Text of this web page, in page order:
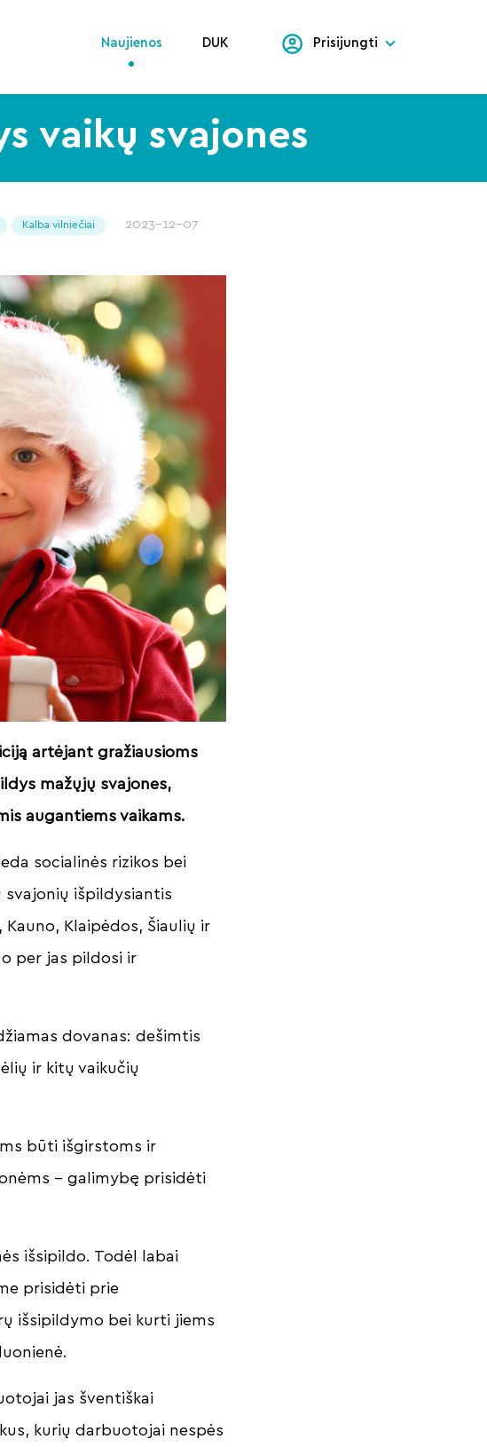
Naujienos DUK Prisijungti
vaikų svajones
Kalba vilniečiai 2023-12-07
artėjant gražiausioms
mažųjų svajones,
augantiems vaikams.
socialinės rizikos bei
svajonių išpildysiantis
Kauno, Klaipėdos, Šiaulių ir
per jas pildosi ir
dovanas: dešimtis
ir kitų vaikučių
būti išgirstoms ir
– galimybę prisidėti
išsipildo. Todėl labai
prisidėti prie
išsipildymo bei kurti jiems
jas šventiškai
kurių darbuotojai nespės